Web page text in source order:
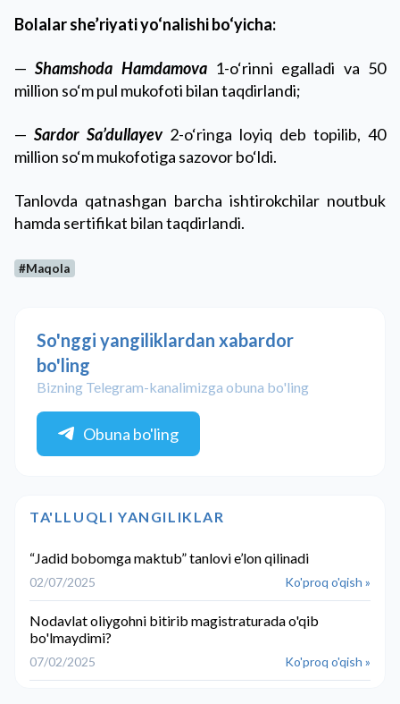
Bolalar she’riyati yo‘nalishi bo‘yicha:
— Shamshoda Hamdamova1-o‘rinni egalladi va 50
million so‘m pul mukofoti bilan taqdirlandi;
— Sardor Sa’dullayev2-o‘ringa loyiq deb topilib, 40
million so‘m mukofotiga sazovor bo‘ldi.
Tanlovda qatnashgan barcha ishtirokchilar noutbuk
hamda sertifikat bilan taqdirlandi.
#Maqola
So'nggi yangiliklardan xabardor
bo'ling
Bizning Telegram-kanalimizga obuna bo'ling
Obuna bo'ling
TA'LLUQLI YANGILIKLAR
“Jadid bobomga maktub” tanlovi e’lon qilinadi
02/07/2025 Ko'proq o'qish »
Nodavlat oliygohni bitirib magistraturada o'qib
bo'lmaydimi?
07/02/2025 Ko'proq o'qish »